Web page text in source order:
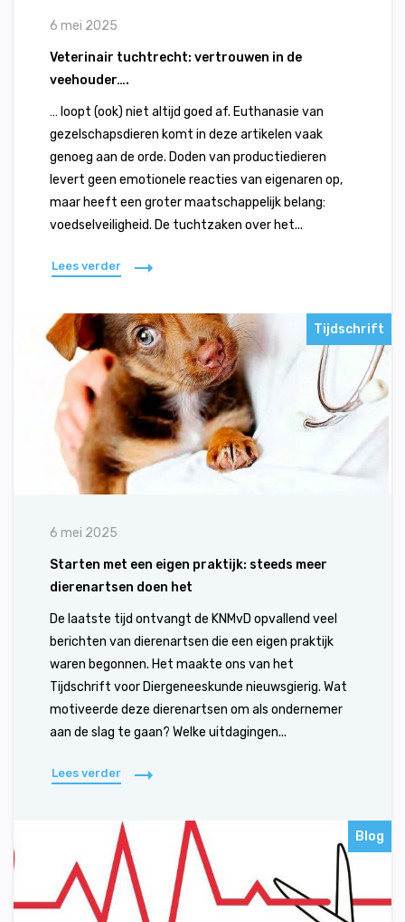
6 mei 2025
Veterinair tuchtrecht: vertrouwen in de
veehouder….
… loopt (ook) niet altijd goed af. Euthanasie van
gezelschapsdieren komt in deze artikelen vaak
genoeg aan de orde. Doden van productiedieren
levert geen emotionele reacties van eigenaren op,
maar heeft een groter maatschappelijk belang:
voedselveiligheid. De tuchtzaken over het...
Lees verder
Tijdschrift
6 mei 2025
Starten met een eigen praktijk: steeds meer
dierenartsen doen het
De laatste tijd ontvangt de KNMvD opvallend veel
berichten van dierenartsen die een eigen praktijk
waren begonnen. Het maakte ons van het
Tijdschrift voor Diergeneeskunde nieuwsgierig. Wat
motiveerde deze dierenartsen om als ondernemer
aan de slag te gaan? Welke uitdagingen...
Lees verder
Blog